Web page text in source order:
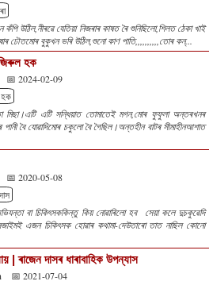
উঠিল,নীৰৱে যেতিয়া নিজৰাৰ কাষত ৰৈ শুনিছিলো,শিলত ঠেকা খাই
ঢৌতমোৰ বুকুখন ভৰি উঠিল,শুনো কাণ পাতি,,,,,,,,,,তোৰ কন্...
হক
📅 2024-02-09
হক
মিছা।এটি এটি সন্ধিয়াত তোমাতেই মগন,মোৰ ফুফুলা অন্তৰখনৰ
বৈ যোৱাদিমোৰ চকুলো বৈ গৈছিল।অন্তহীন বাটৰ সীমাহীনআশাত
📅 2020-05-08
বা চিকিৎসককিন্তু কিয় নোৱাৰিলো হব সেয়া কলে দুচকুৱেদি
এজন চিকিৎসক হোৱাৰ কথামা-দেউতাৰো তাত নাছিল কোনো
| ৰাজেন দাসৰ ধাৰাবাহিক উপন্যাস
📅 2021-07-04